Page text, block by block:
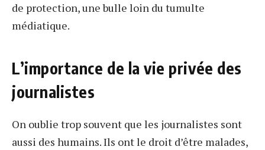
de protection, une bulle loin du tumulte
médiatique.
L’importance de la vie privée des
journalistes
On oublie trop souvent que les journalistes sont
aussi des humains. Ils ont le droit d’être malades,